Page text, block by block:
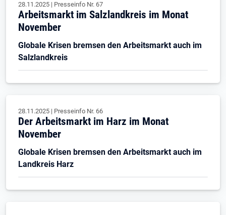
28.11.2025 | Presseinfo Nr. 67
Arbeitsmarkt im Salzlandkreis im Monat
November
Globale Krisen bremsen den Arbeitsmarkt auch im
Salzlandkreis
28.11.2025 | Presseinfo Nr. 66
Der Arbeitsmarkt im Harz im Monat
November
Globale Krisen bremsen den Arbeitsmarkt auch im
Landkreis Harz